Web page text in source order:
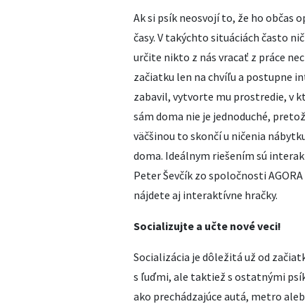
Ak si psík neosvojí to, že ho občas
časy. V takýchto situáciách často
určite nikto z nás vracať z práce
začiatku len na chvíľu a postupne
zabavil, vytvorte mu prostredie, v
sám doma nie je jednoduché,
väčšinou to skončí u ničenia
doma. Ideálnym riešením sú
Peter Ševčík zo spoločnosti
nájdete aj interaktívne hračky.
Socializujte a učte nové veci!
Socializácia je dôležitá už od
s ľuďmi, ale taktiež s ostatnými
ako prechádzajúce autá, metro